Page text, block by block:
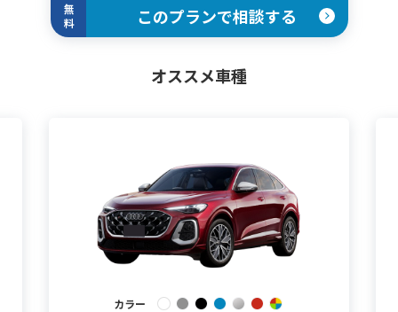
無
料
このプランで相談する
オススメ車種
カラー